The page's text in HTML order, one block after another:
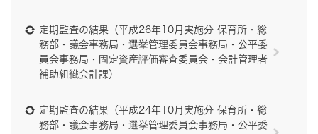
定期監査の結果（平成26年10月実施分 保育所・総
務部・議会事務局・選挙管理委員会事務局・公平委
員会事務局・固定資産評価審査委員会・会計管理者
補助組織会計課）
定期監査の結果（平成24年10月実施分 保育所・総
務部・議会事務局・選挙管理委員会事務局・公平委